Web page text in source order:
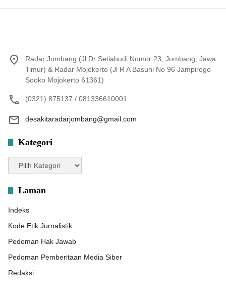
Radar Jombang (Jl Dr Setiabudi Nomor 23, Jombang, Jawa
Timur) & Radar Mojokerto (Jl R A Basuni No 96 Jampirogo
Sooko Mojokerto 61361)
(0321) 875137 / 081336610001
desakitaradarjombang@gmail.com
Kategori
Kategori
Laman
Indeks
Kode Etik Jurnalistik
Pedoman Hak Jawab
Pedoman Pemberitaan Media Siber
Redaksi